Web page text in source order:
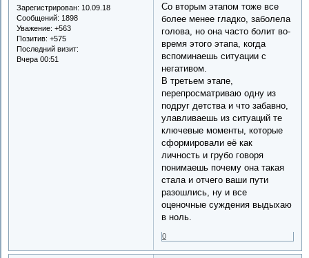
Зарегистрирован: 10.09.18
Сообщений: 1898
Уважение: +563
Позитив: +575
Последний визит:
Вчера 00:51
Со вторым этапом тоже все
более менее гладко, заболела
голова, но она часто болит во-
время этого этапа, когда
вспоминаешь ситуации с
негативом.
В третьем этапе,
перепросматриваю одну из
подруг детства и что забавно,
улавливаешь из ситуаций те
ключевые моменты, которые
сформировали её как
личность и грубо говоря
понимаешь почему она такая
стала и отчего ваши пути
разошлись, ну и все
оценочные суждения выдыхаю
в ноль.
0